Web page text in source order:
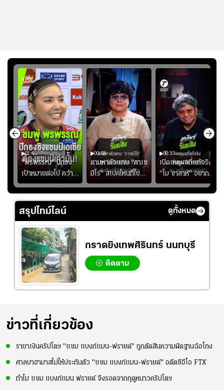
01:45
"พรพรรณ" ปักธง
เป้าหมายต่อไป คว้า
แชมป์ชิงแชมป์
เอเชีย เพื่อตั๋ว
โอลิมปิก
00:58
ตามหาตัวแทน "กาเซ
มีโร่" สเปคไหนที่ใช่
สำหรับแมนยูยุค
"คาร์ริค 2.0"?
00:33
เปิดเหตุผลที่แท้จริงที่
"โม ซาลาห์" อยาก
ย้ายซบ "แทร็บซอนส
ปอร์"
สรุปไทม์ไลน์ ดูทั้งหมด
กราดยิงเทพศิรินทร์ นนทบุรี
ติดตาม
ข่าวที่เกี่ยวข้อง
ราชาเงินคริปโตฯ "แซม แบงก์แมน-ฟรายด์" ถูกตัดสินความผิดฐานฉ้อโกง
ศาลบาฮามาสไม่ให้ประกันตัว "แซม แบงก์แมน-ฟรายด์" อดีตซีอีโอ FTX
ทำไม แซม แบงก์แมน ฟรายด์ จึงรอดจากฤดูหนาวคริปโตฯ